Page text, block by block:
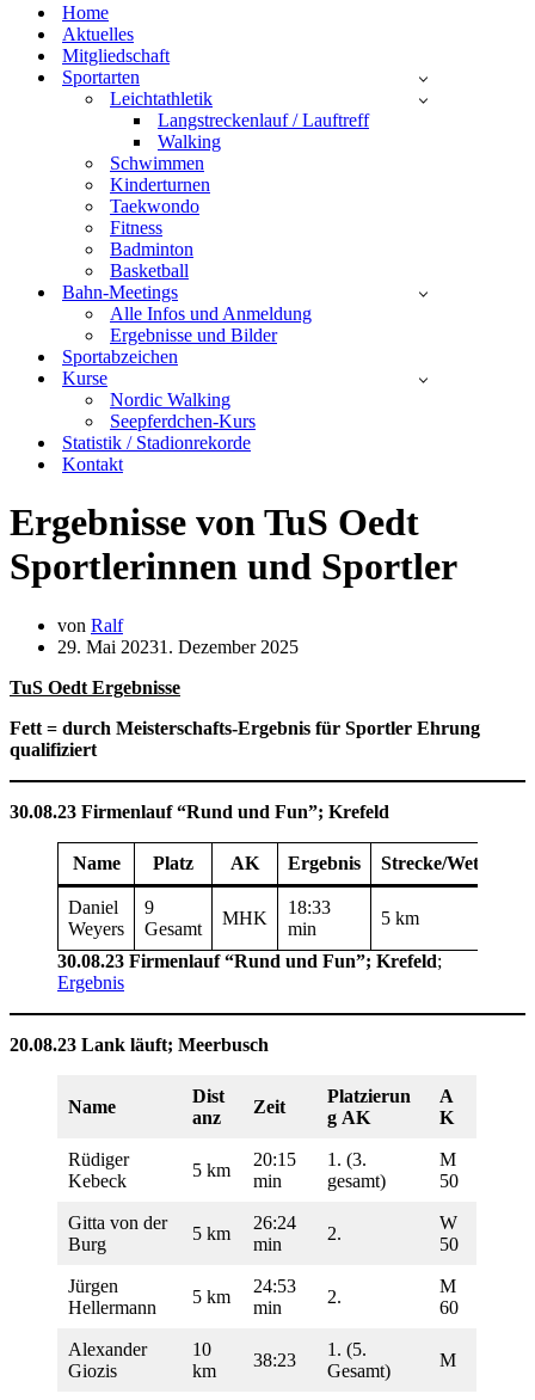
Home
Aktuelles
Mitgliedschaft
Sportarten
Leichtathletik
Langstreckenlauf / Lauftreff
Walking
Schwimmen
Kinderturnen
Taekwondo
Fitness
Badminton
Basketball
Bahn-Meetings
Alle Infos und Anmeldung
Ergebnisse und Bilder
Sportabzeichen
Kurse
Nordic Walking
Seepferdchen-Kurs
Statistik / Stadionrekorde
Kontakt
Ergebnisse von TuS Oedt
Sportlerinnen und Sportler
von Ralf
29. Mai 20231. Dezember 2025
TuS Oedt Ergebnisse
Fett = durch Meisterschafts-Ergebnis für Sportler Ehrung
qualifiziert
30.08.23 Firmenlauf “Rund und Fun”; Krefeld
Name Platz AK Ergebnis Strecke/
Daniel
Weyers
9
Gesamt
MHK
18:33
min
5 km
30.08.23 Firmenlauf “Rund und Fun”; Krefeld;
Ergebnis
20.08.23 Lank läuft; Meerbusch
Name
Dist
anz
Zeit
Platzierun
g AK
A
K
Rüdiger
Kebeck
5 km
20:15
min
1. (3.
gesamt)
M
50
Gitta von der
Burg
5 km
26:24
min
2.
W
50
Jürgen
Hellermann
5 km
24:53
min
2.
M
60
Alexander
Giozis
10
km
38:23
1. (5.
Gesamt)
M